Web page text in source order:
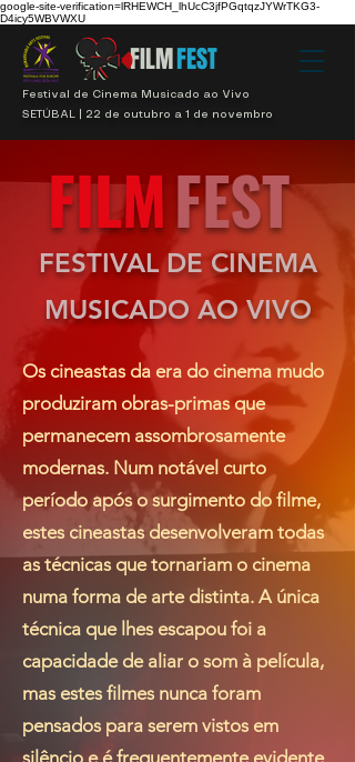
google-site-verification=lRHEWCH_lhUcC3jfPGqtqzJYWrTKG3-
D4icy5WBVWXU
FILMFEST
Festival de Cinema Musicado ao Vivo
SETÚBAL | 22 de outubro a 1 de novembro
FILMFEST
FESTIVAL DE CINEMA
MUSICADO AO VIVO
Os cineastas da era do cinema mudo
produziram obras-primas que
permanecem assombrosamente
modernas. Num notável curto
período após o surgimento do filme,
estes cineastas desenvolveram todas
as técnicas que tornariam o cinema
numa forma de arte distinta. A única
técnica que lhes escapou foi a
capacidade de aliar o som à película,
mas estes filmes nunca foram
pensados para serem vistos em
silêncio e é frequentemente evidente